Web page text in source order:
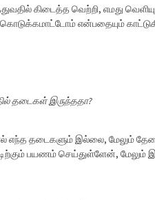
கிடைத்த வெற்றி, எமது
கொடுக்கமாட்டோம் என்பதையும்
தடைகள் இருந்ததா?
எந்த தடைகளும் இல்லை, மேலும்
பயணம் செய்துள்ளேன், மேலும் இரு